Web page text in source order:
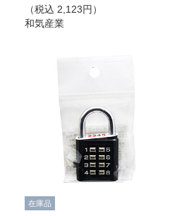
（税込 2,123円）
和気産業
在庫品